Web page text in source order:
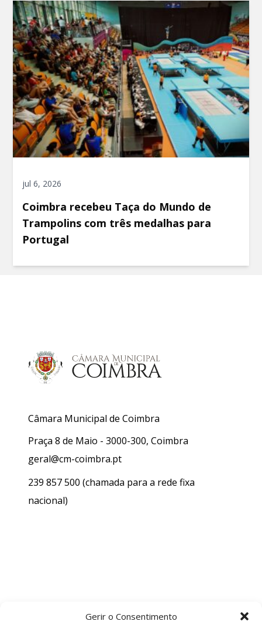
Gerir o Consentimento
jul 6, 2026
Coimbra recebeu Taça do Mundo de
Trampolins com três medalhas para
Portugal
Câmara Municipal de Coimbra
Praça 8 de Maio - 3000-300, Coimbra
geral@cm-coimbra.pt
239 857 500 (chamada para a rede fixa
nacional)